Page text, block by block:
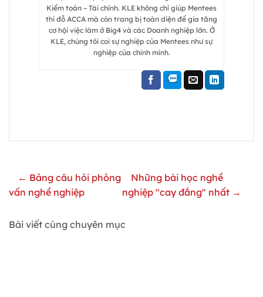
Kiểm toán – Tài chính. KLE không chỉ giúp Mentees
thi đỗ ACCA mà còn trang bị toàn diện để gia tăng
cơ hội việc làm ở Big4 và các Doanh nghiệp lớn. Ở
KLE, chúng tôi coi sự nghiệp của Mentees như sự
nghiệp của chính mình.
← Bảng câu hỏi phỏng
vấn nghề nghiệp
Những bài học nghề
nghiệp "cay đắng" nhất →
Bài viết cùng chuyên mục